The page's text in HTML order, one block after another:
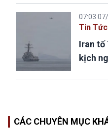
07:03
Tin Tức
Iran tố
kịch
CÁC CHUYÊN MỤC